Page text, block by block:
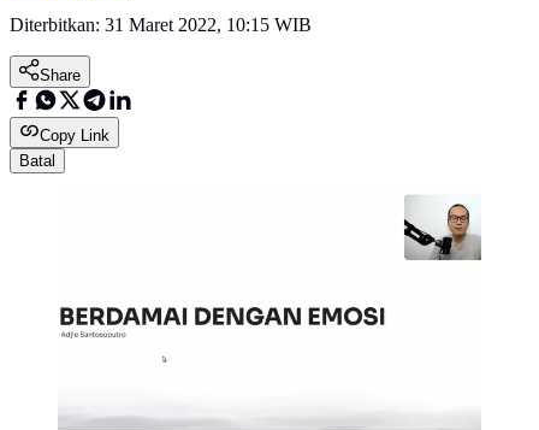
Diterbitkan: 31 Maret 2022, 10:15 WIB
Share
Copy Link
Batal